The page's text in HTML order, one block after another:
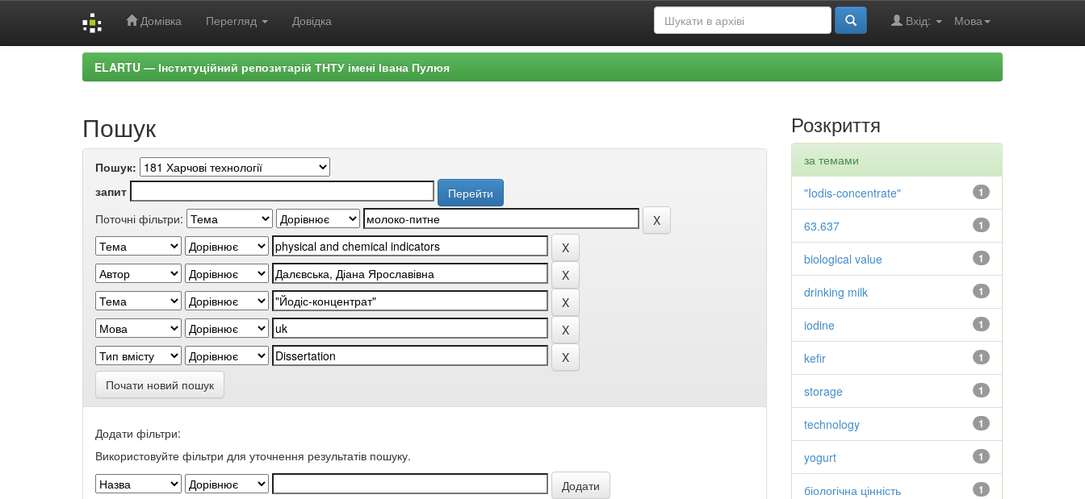
Домівка Перегляд Довідка Мова
Вхід:
ELARTU — Інституційний репозитарій ТНТУ імені Івана Пулюя
Пошук
Пошук:
запит
Поточні фільтри:
Почати новий пошук
Додати фільтри:
Використовуйте фільтри для уточнення результатів пошуку.
Розкриття
за темами
1
"Iodis-concentrate"
1
63.637
1
biological value
1
drinking milk
1
iodine
1
kefir
1
storage
1
technology
1
yogurt
1
біологічна цінність